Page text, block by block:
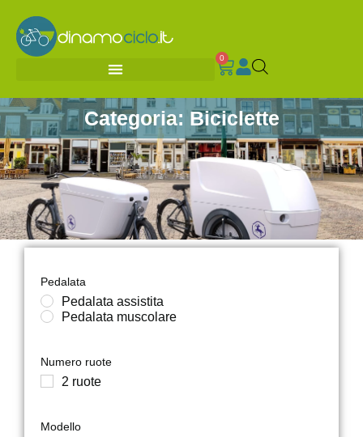
0
Categoria: Biciclette
Pedalata
Pedalata assistita
Pedalata muscolare
Numero ruote
2 ruote
Modello